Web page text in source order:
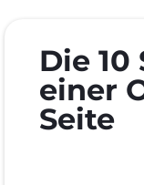
Die
einer
Seite